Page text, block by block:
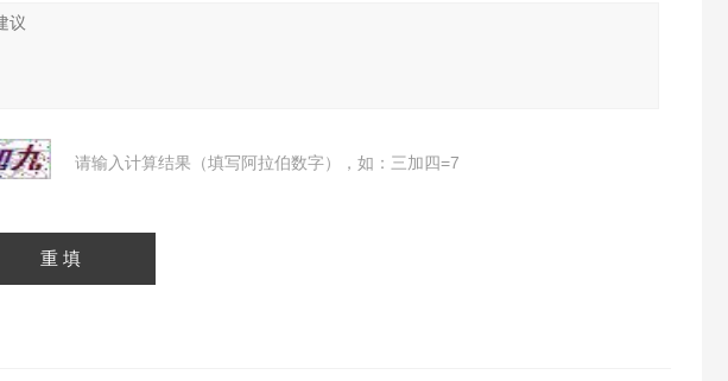
请输入计算结果（填写阿拉伯数字），如：三加四=7